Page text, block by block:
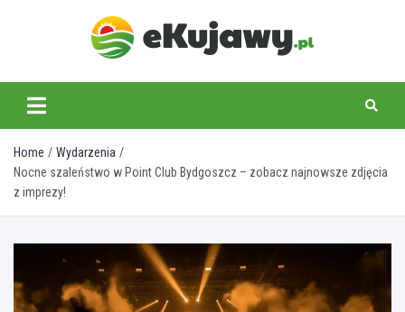
ekujawy.pl
Home
Wydarzenia
Nocne szaleństwo w Point Club Bydgoszcz – zobacz najnowsze zdjęcia
z imprezy!